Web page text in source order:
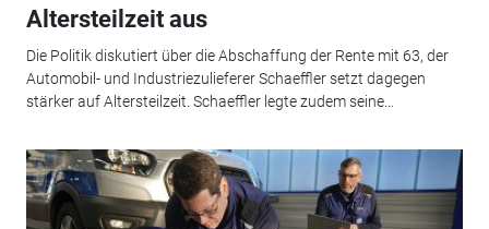
Altersteilzeit aus
Die Politik diskutiert über die Abschaffung der Rente mit 63, der
Automobil- und Industriezulieferer Schaeffler setzt dagegen
stärker auf Altersteilzeit. Schaeffler legte zudem seine...